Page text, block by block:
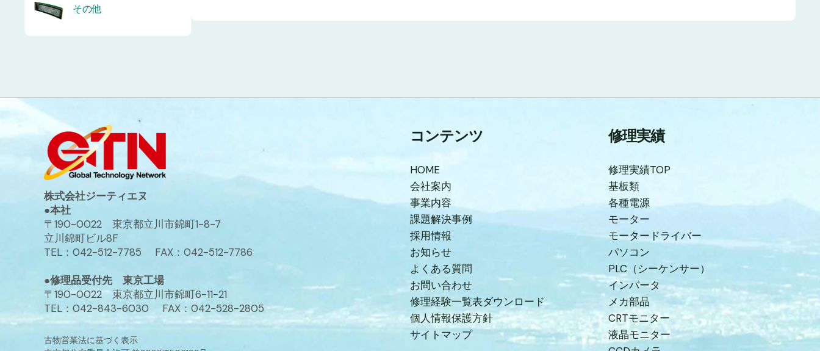
その他
株式会社ジーティエヌ
●本社
〒190-0022 東京都立川市錦町1-8-7
立川錦町ビル8F
TEL：042-512-7785 FAX：042-512-7786
●修理品受付先 東京工場
〒190-0022 東京都立川市錦町6-11-21
TEL：042-843-6030 FAX：042-528-2805
古物営業法に基づく表示
コンテンツ
HOME
会社案内
事業内容
課題解決事例
採用情報
お知らせ
よくある質問
お問い合わせ
修理経験一覧表ダウンロード
個人情報保護方針
サイトマップ
修理実績
修理実績TOP
基板類
各種電源
モーター
モータードライバー
パソコン
PLC（シーケンサー）
インバータ
メカ部品
CRTモニター
液晶モニター